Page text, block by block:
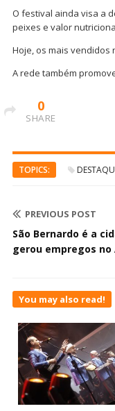
O festival ainda visa a
peixes e valor
Hoje, os mais vendidos
A rede também
0
SHARE
TOPICS:
PREVIOUS POST
São Bernardo é a
gerou empregos no
You may also read!